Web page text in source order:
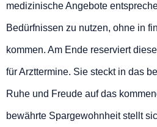
medizinische Angebote
Bedürfnissen zu nutzen, ohne in
kommen. Am Ende reserviert
für Arzttermine. Sie steckt in das
Ruhe und Freude auf das
bewährte Spargewohnheit stellt